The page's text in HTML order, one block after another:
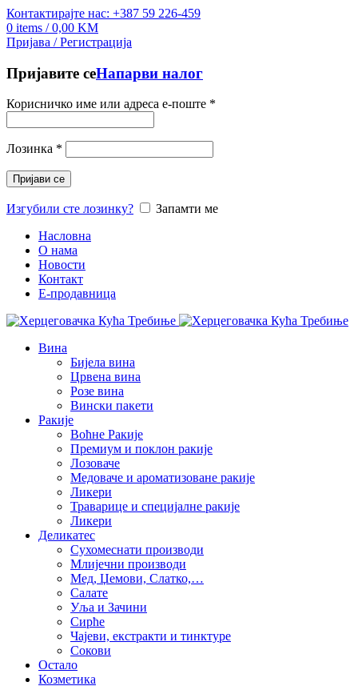
Контактирајте нас: +387 59 226-459
0 items / 0,00 KM
Пријава / Регистрација
Пријавите сеНапарви налог
Корисничко име или адреса е-поште *
Лозинка *
Пријави се
Изгубили сте лозинку?
Запамти ме
Насловна
О нама
Новости
Контакт
E-продавница
Вина
Бијела вина
Црвена вина
Розе вина
Вински пакети
Ракије
Воћне Ракије
Премиум и поклон ракије
Лозоваче
Медоваче и ароматизоване ракије
Ликери
Траварице и специјалне ракије
Ликери
Деликатес
Сухомеснати производи
Млијечни производи
Мед, Џемови, Слатко,…
Салате
Уља и Зачини
Сирће
Чајеви, екстракти и тинктуре
Сокови
Остало
Козметика